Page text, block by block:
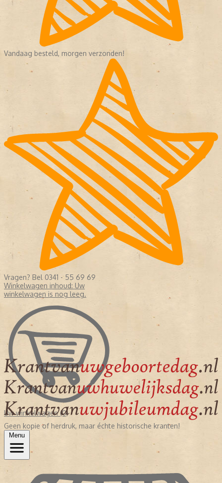
Vandaag besteld, morgen verzonden!
Vragen? Bel 0341 - 55 69 69
Winkelwagen inhoud: Uw
winkelwagen is nog leeg.
Uw winkelwagen (0)
Geen kopie of herdruk, maar échte historische kranten!
Menu